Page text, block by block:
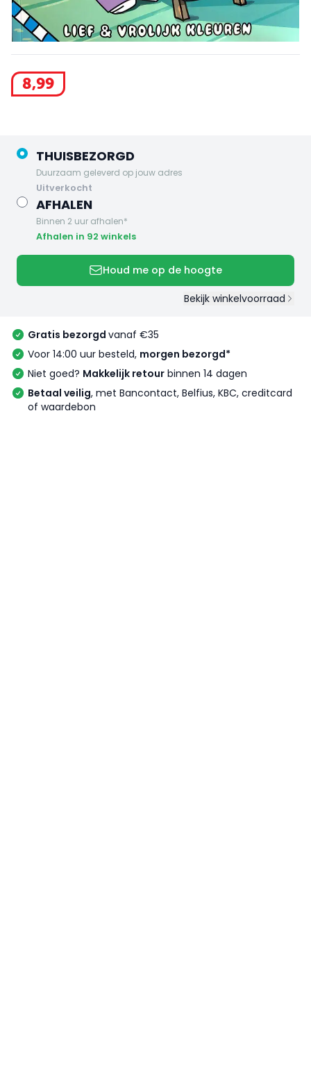
8,99
THUISBEZORGD
Duurzaam geleverd op jouw adres
uitverkocht
AFHALEN
Binnen 2 uur afhalen*
Afhalen in 92 winkels
Houd me op de hoogte
Bekijk winkelvoorraad
Gratis bezorgd vanaf €35
Voor 14:00 uur besteld, morgen bezorgd*
Niet goed? Makkelijk retour binnen 14 dagen
Betaal veilig, met Bancontact, Belfius, KBC, creditcard
of waardebon